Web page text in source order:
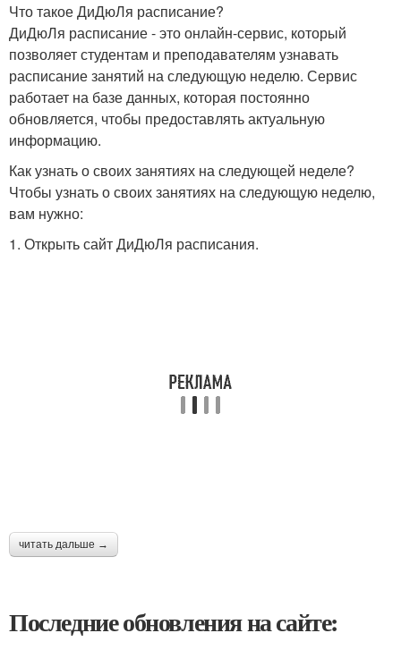
Что такое ДиДюЛя расписание?
ДиДюЛя расписание - это онлайн-сервис, который
позволяет студентам и преподавателям узнавать
расписание занятий на следующую неделю. Сервис
работает на базе данных, которая постоянно
обновляется, чтобы предоставлять актуальную
информацию.
Как узнать о своих занятиях на следующей неделе?
Чтобы узнать о своих занятиях на следующую неделю,
вам нужно:
1. Открыть сайт ДиДюЛя расписания.
читать дальше →
Последние обновления на сайте: